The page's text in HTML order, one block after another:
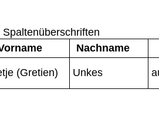
Nachname
(Gretien) Unkes